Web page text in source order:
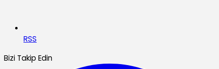
RSS
Bizi Takip Edin